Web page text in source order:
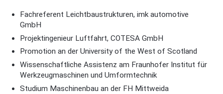
Fachreferent Leichtbaustrukturen, imk automotive
GmbH
Projektingenieur Luftfahrt, COTESA GmbH
Promotion an der University of the West of Scotland
Wissenschaftliche Assistenz am Fraunhofer Institut für
Werkzeugmaschinen und Umformtechnik
Studium Maschinenbau an der FH Mittweida